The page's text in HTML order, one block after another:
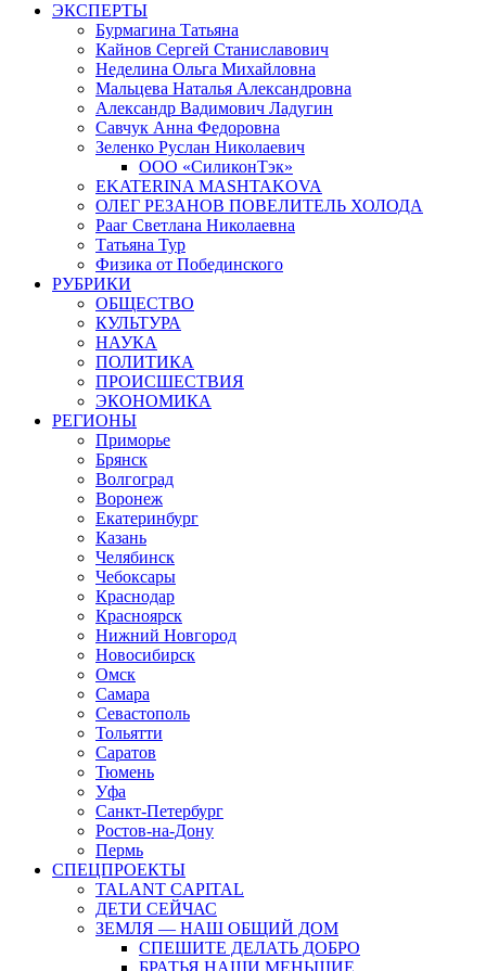
ЭКСПЕРТЫ
Бурмагина Татьяна
Кайнов Сергей Станиславович
Неделина Ольга Михайловна
Мальцева Наталья Александровна
Александр Вадимович Ладугин
Савчук Анна Федоровна
Зеленко Руслан Николаевич
ООО «СиликонТэк»
EKATERINA MASHTAKOVA
ОЛЕГ РЕЗАНОВ ПОВЕЛИТЕЛЬ ХОЛОДА
Рааг Светлана Николаевна
Татьяна Тур
Физика от Побединского
РУБРИКИ
ОБЩЕСТВО
КУЛЬТУРА
НАУКА
ПОЛИТИКА
ПРОИСШЕСТВИЯ
ЭКОНОМИКА
РЕГИОНЫ
Приморье
Брянск
Волгоград
Воронеж
Екатеринбург
Казань
Челябинск
Чебоксары
Краснодар
Красноярск
Нижний Новгород
Новосибирск
Омск
Самара
Севастополь
Тольятти
Саратов
Тюмень
Уфа
Санкт-Петербург
Ростов-на-Дону
Пермь
СПЕЦПРОЕКТЫ
TALANT CAPITAL
ДЕТИ СЕЙЧАС
ЗЕМЛЯ — НАШ ОБЩИЙ ДОМ
СПЕШИТЕ ДЕЛАТЬ ДОБРО
БРАТЬЯ НАШИ МЕНЬШИЕ